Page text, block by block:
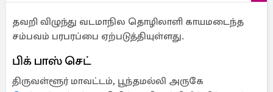
தவறி விழுந்து வடமாநில தொழிலாளி காயமடைந்த
சம்பவம் பரபரப்பை ஏற்படுத்தியுள்ளது.
பிக் பாஸ் செட்
திருவள்ளூர் மாவட்டம், பூந்தமல்லி அருகே